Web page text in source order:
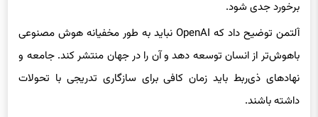
باهوش‌تر از انسان توسعه دهد و آن را در جهان منتشر کند. جامعه و
نهادهای ذی‌ربط باید زمان کافی برای سازگاری تدریجی با تحولات
داشته باشند.